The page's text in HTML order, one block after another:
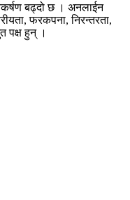
बढ्दो छ । अनलाईन
फरकपना, निरन्तरता,
पक्ष हुन् ।